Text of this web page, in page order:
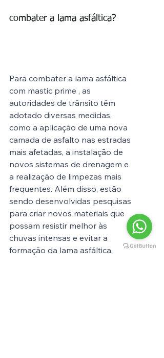
combater a lama asfáltica?
Para combater a lama asfáltica
com mastic prime , as
autoridades de trânsito têm
adotado diversas medidas,
como a aplicação de uma nova
camada de asfalto nas estradas
mais afetadas, a instalação de
novos sistemas de drenagem e
a realização de limpezas mais
frequentes. Além disso, estão
sendo desenvolvidas pesquisas
para criar novos materiais que
possam resistir melhor às
chuvas intensas e evitar a
formação da lama asfáltica.